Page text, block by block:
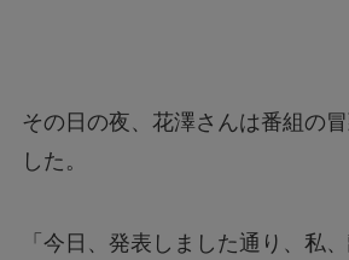
その日の夜、花澤さんは番組の
した。
「今日、発表しました通り、私